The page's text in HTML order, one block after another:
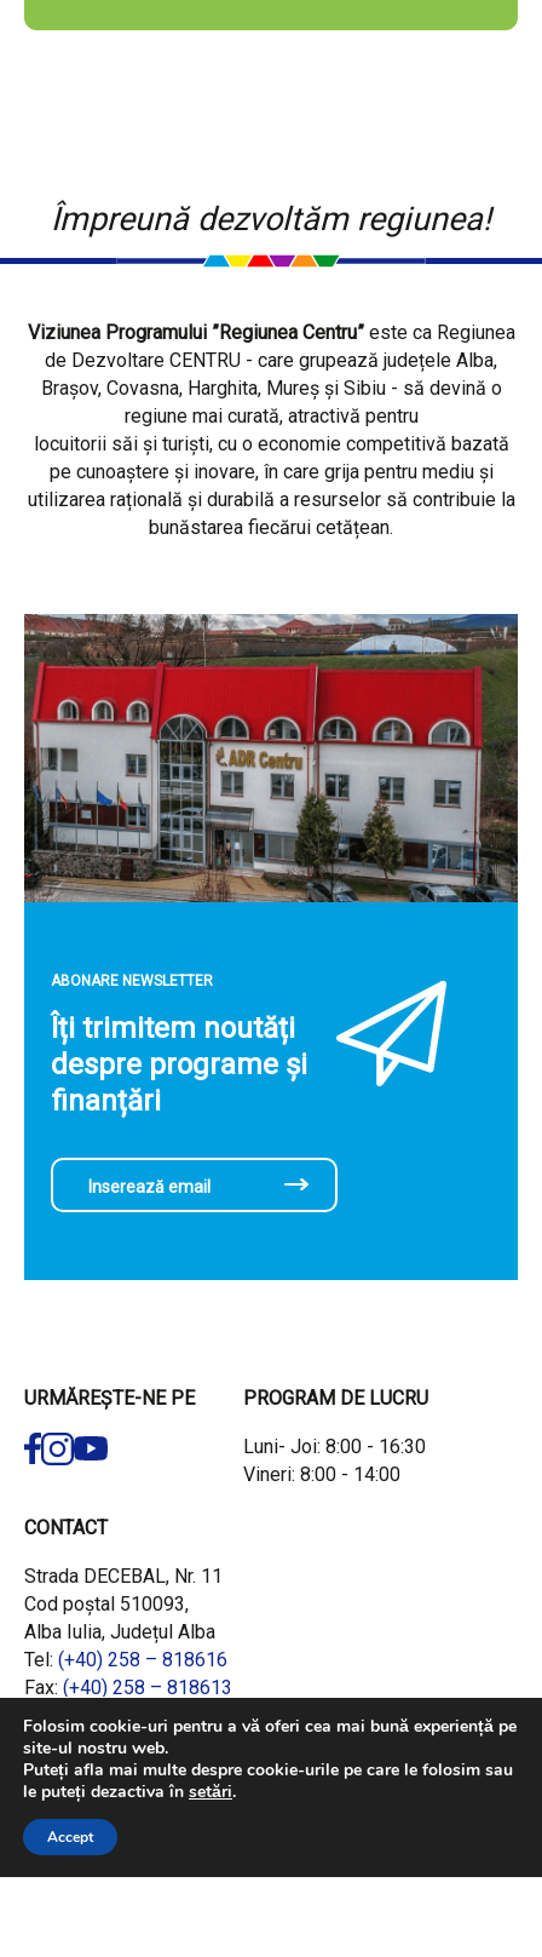
Împreună dezvoltăm regiunea!
Viziunea Programului ”Regiunea Centru”este ca Regiunea
de Dezvoltare CENTRU - care grupează județele Alba,
Brașov, Covasna, Harghita, Mureș și Sibiu - să devină o
regiune mai curată, atractivă pentru
locuitorii săi și turiști, cu o economie competitivă bazată
pe cunoaștere și inovare, în care grija pentru mediu și
utilizarea rațională și durabilă a resurselor să contribuie la
bunăstarea fiecărui cetățean.
ABONARE NEWSLETTER
Îți trimitem noutăți
despre programe și
finanțări
URMĂREȘTE-NE PE PROGRAM DE LUCRU
Luni- Joi: 8:00 - 16:30
Vineri: 8:00 - 14:00
CONTACT
Strada DECEBAL, Nr. 11
Cod poștal 510093,
Alba Iulia, Județul Alba
Tel: (+40) 258 – 818616
Fax: (+40) 258 – 818613
Email:
office@adrcentru.ro
LINK-URI RAPIDE
Consiliul European
Folosim cookie-uri pentru a vă oferi cea mai bună experiență pe
site-ul nostru web.
Puteți afla mai multe despre cookie-urile pe care le folosim sau
le puteți dezactiva în setări.
Accept